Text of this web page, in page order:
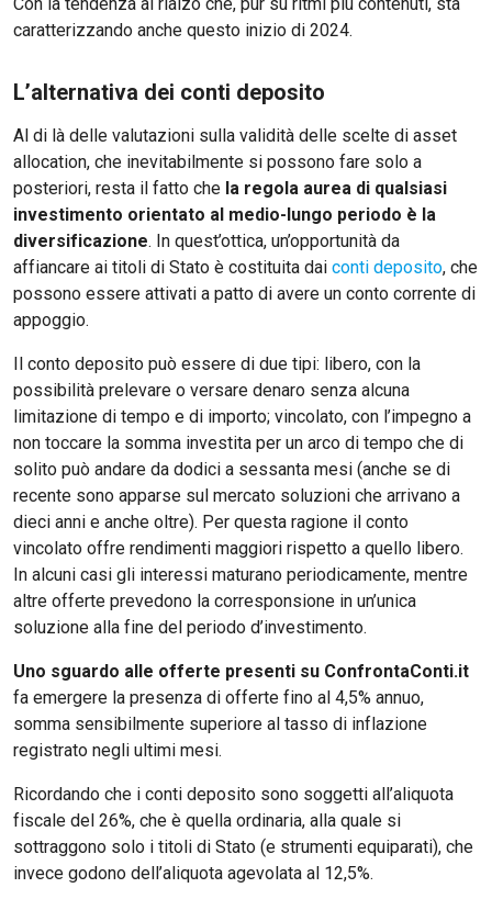
caratterizzando anche questo inizio di 2024.
L’alternativa dei conti deposito
Al di là delle valutazioni sulla validità delle scelte di asset
allocation, che inevitabilmente si possono fare solo a
posteriori, resta il fatto che la regola aurea di qualsiasi
investimento orientato al medio-lungo periodo è la
diversificazione. In quest’ottica, un’opportunità da
affiancare ai titoli di Stato è costituita dai conti deposito, che
possono essere attivati a patto di avere un conto corrente di
appoggio.
Il conto deposito può essere di due tipi: libero, con la
possibilità prelevare o versare denaro senza alcuna
limitazione di tempo e di importo; vincolato, con l’impegno a
non toccare la somma investita per un arco di tempo che di
solito può andare da dodici a sessanta mesi (anche se di
recente sono apparse sul mercato soluzioni che arrivano a
dieci anni e anche oltre). Per questa ragione il conto
vincolato offre rendimenti maggiori rispetto a quello libero.
In alcuni casi gli interessi maturano periodicamente, mentre
altre offerte prevedono la corresponsione in un’unica
soluzione alla fine del periodo d’investimento.
Uno sguardo alle offerte presenti su ConfrontaConti.it
fa emergere la presenza di offerte fino al 4,5% annuo,
somma sensibilmente superiore al tasso di inflazione
registrato negli ultimi mesi.
Ricordando che i conti deposito sono soggetti all’aliquota
fiscale del 26%, che è quella ordinaria, alla quale si
sottraggono solo i titoli di Stato (e strumenti equiparati), che
invece godono dell’aliquota agevolata al 12,5%.